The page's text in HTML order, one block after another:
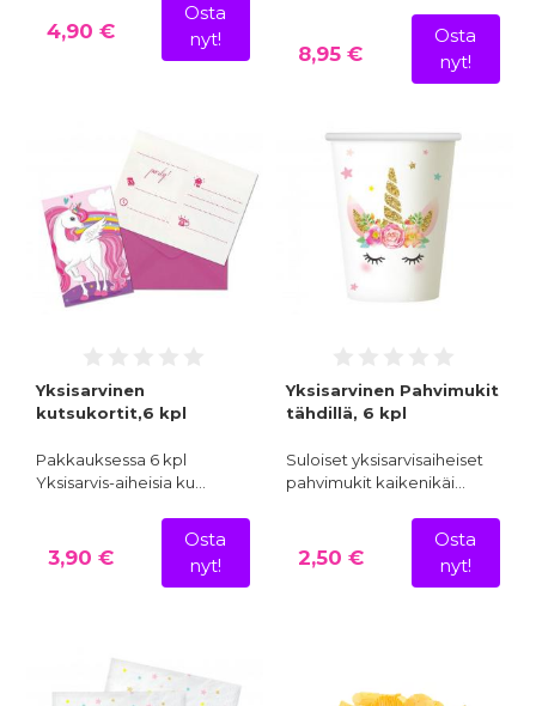
4,90 €
Osta
nyt!
8,95 €
Osta
nyt!
Yksisarvinen
kutsukortit,6 kpl
Pakkauksessa 6 kpl
Yksisarvis-aiheisia ku…
3,90 €
Osta
nyt!
Yksisarvinen Pahvimukit
tähdillä, 6 kpl
Suloiset yksisarvisaiheiset
pahvimukit kaikenikäi…
2,50 €
Osta
nyt!